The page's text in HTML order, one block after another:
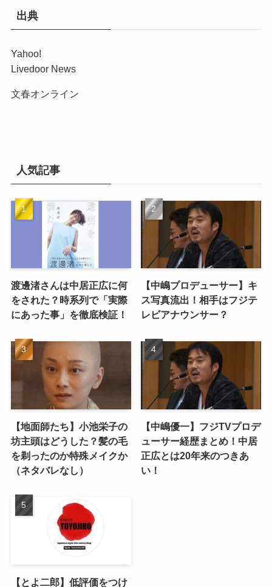
出典
Yahoo!
Livedoor News
文春オンライン
人気記事
渡邊渚さんは中居正広に何
をされた？時系列で「実際
にあった事」を徹底検証！
【中嶋プロデューサー】キ
ス写真流出！相手はフジテ
レビアナウンサー？
【地面師たち】小池栄子の
坊主頭はどうした？髪の毛
を剃ったのか特殊メイクか
（ネタバレなし）
【中嶋優一】フジTVプロデ
ューサー経歴まとめ！中居
正広とは20年来のつきあ
い！
【とよ二郎】低評価をつけ